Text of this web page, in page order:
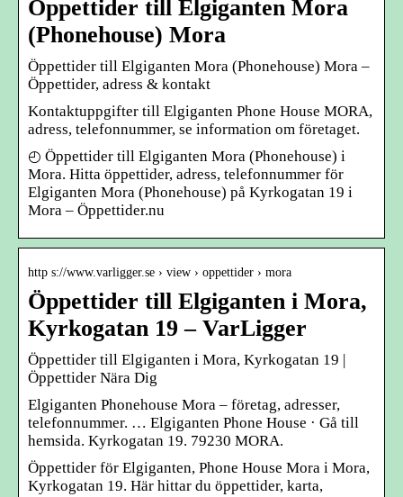
Öppettider till Elgiganten Mora
(Phonehouse) Mora
Öppettider till Elgiganten Mora (Phonehouse) Mora –
Öppettider, adress & kontakt
Kontaktuppgifter till Elgiganten Phone House MORA,
adress, telefonnummer, se information om företaget.
◴ Öppettider till Elgiganten Mora (Phonehouse) i
Mora. Hitta öppettider, adress, telefonnummer för
Elgiganten Mora (Phonehouse) på Kyrkogatan 19 i
Mora – Öppettider.nu
http s://www.varligger.se › view › oppettider › mora
Öppettider till Elgiganten i Mora,
Kyrkogatan 19 – VarLigger
Öppettider till Elgiganten i Mora, Kyrkogatan 19 |
Öppettider Nära Dig
Elgiganten Phonehouse Mora – företag, adresser,
telefonnummer. … Elgiganten Phone House · Gå till
hemsida. Kyrkogatan 19. 79230 MORA.
Öppettider för Elgiganten, Phone House Mora i Mora,
Kyrkogatan 19. Här hittar du öppettider, karta,